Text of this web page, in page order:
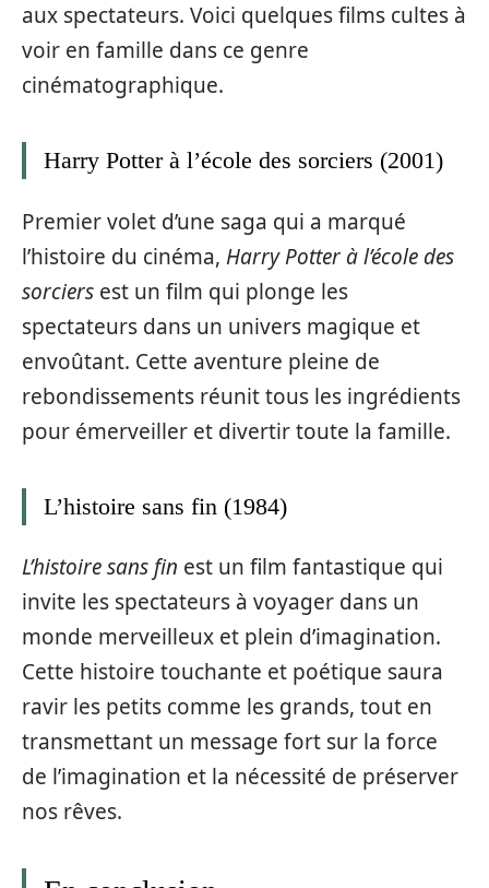
aux spectateurs. Voici quelques films cultes à
voir en famille dans ce genre
cinématographique.
Harry Potter à l’école des sorciers (2001)
Premier volet d’une saga qui a marqué
l’histoire du cinéma, Harry Potter à l’école des
sorciers est un film qui plonge les
spectateurs dans un univers magique et
envoûtant. Cette aventure pleine de
rebondissements réunit tous les ingrédients
pour émerveiller et divertir toute la famille.
L’histoire sans fin (1984)
L’histoire sans fin est un film fantastique qui
invite les spectateurs à voyager dans un
monde merveilleux et plein d’imagination.
Cette histoire touchante et poétique saura
ravir les petits comme les grands, tout en
transmettant un message fort sur la force
de l’imagination et la nécessité de préserver
nos rêves.